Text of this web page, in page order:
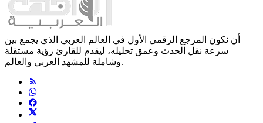
أن نكون المرجع الرقمي الأول في العالم العربي الذي يجمع بين
سرعة نقل الحدث وعمق تحليله، ليقدم للقارئ رؤية مستقلة
وشاملة للمشهد العربي والعالم.